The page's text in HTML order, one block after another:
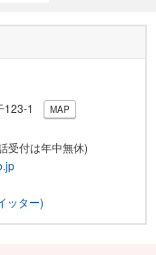
123-1 MAP
受付は年中無休)
ッター)